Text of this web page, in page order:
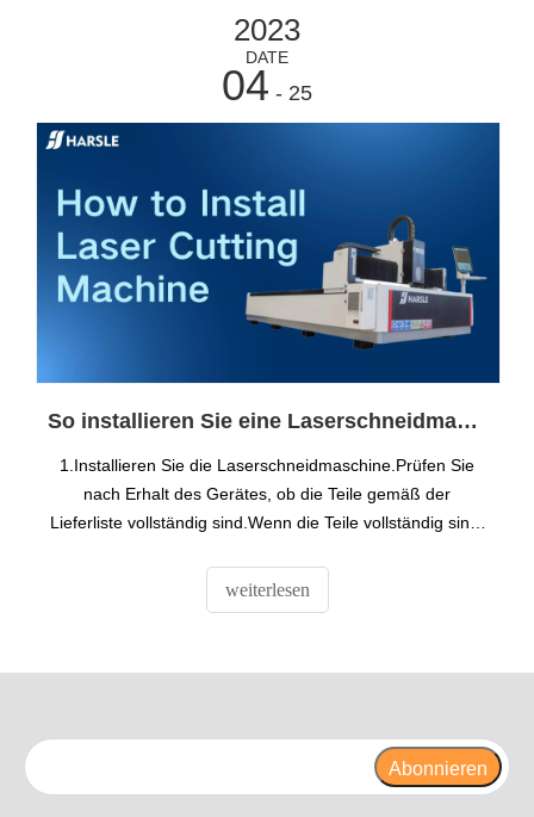
2023
DATE
04 - 25
So installieren Sie eine Laserschneidmaschine
1.Installieren Sie die Laserschneidmaschine.Prüfen Sie
nach Erhalt des Gerätes, ob die Teile gemäß der
Lieferliste vollständig sind.Wenn die Teile vollständig sind,
zusammen, das in das vordere Bett und das hintere Bett
unterteilt ist.
weiterlesen
Abonnieren